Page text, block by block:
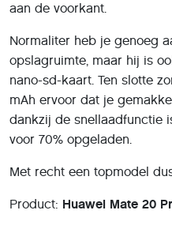
aan de voorkant.
Normaliter heb je genoeg
opslagruimte, maar hij is
nano-sd-kaart. Ten slotte
mAh ervoor dat je
dankzij de snellaadfunctie
voor 70% opgeladen.
Met recht een topmodel
Product: Huawei Mate 20